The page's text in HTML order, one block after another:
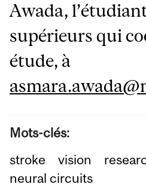
Awada,
supérieurs qui
étude, à
Mots-clés:
stroke
vision
neural circuits